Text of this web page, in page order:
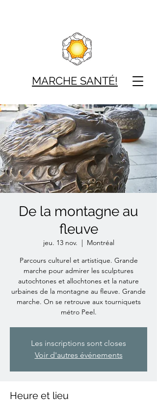
MARCHE SANTÉ!
De la montagne au
fleuve
jeu. 13 nov.
  |
Montréal
Parcours culturel et artistique. Grande
marche pour admirer les sculptures
autochtones et allochtones et la nature
urbaines de la montagne au fleuve. Grande
marche. On se retrouve aux tourniquets
métro Peel.
Les inscriptions sont closes
Voir d'autres événements
Heure et lieu